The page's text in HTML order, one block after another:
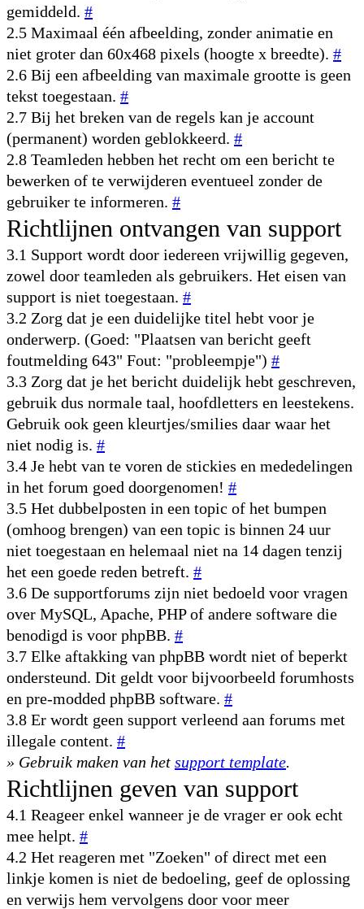
gemiddeld. #
2.5 Maximaal één afbeelding, zonder animatie en
niet groter dan 60x468 pixels (hoogte x breedte). #
2.6 Bij een afbeelding van maximale grootte is geen
tekst toegestaan. #
2.7 Bij het breken van de regels kan je account
(permanent) worden geblokkeerd. #
2.8 Teamleden hebben het recht om een bericht te
bewerken of te verwijderen eventueel zonder de
gebruiker te informeren. #
Richtlijnen ontvangen van support
3.1 Support wordt door iedereen vrijwillig gegeven,
zowel door teamleden als gebruikers. Het eisen van
support is niet toegestaan. #
3.2 Zorg dat je een duidelijke titel hebt voor je
onderwerp. (Goed: "Plaatsen van bericht geeft
foutmelding 643" Fout: "probleempje") #
3.3 Zorg dat je het bericht duidelijk hebt geschreven,
gebruik dus normale taal, hoofdletters en leestekens.
Gebruik ook geen kleurtjes/smilies daar waar het
niet nodig is. #
3.4 Je hebt van te voren de stickies en mededelingen
in het forum goed doorgenomen! #
3.5 Het dubbelposten in een topic of het bumpen
(omhoog brengen) van een topic is binnen 24 uur
niet toegestaan en helemaal niet na 14 dagen tenzij
het een goede reden betreft. #
3.6 De supportforums zijn niet bedoeld voor vragen
over MySQL, Apache, PHP of andere software die
benodigd is voor phpBB. #
3.7 Elke aftakking van phpBB wordt niet of beperkt
ondersteund. Dit geldt voor bijvoorbeeld forumhosts
en pre-modded phpBB software. #
3.8 Er wordt geen support verleend aan forums met
illegale content. #
» Gebruik maken van het support template.
Richtlijnen geven van support
4.1 Reageer enkel wanneer je de vrager er ook echt
mee helpt. #
4.2 Het reageren met "Zoeken" of direct met een
linkje komen is niet de bedoeling, geef de oplossing
en verwijs hem vervolgens door voor meer